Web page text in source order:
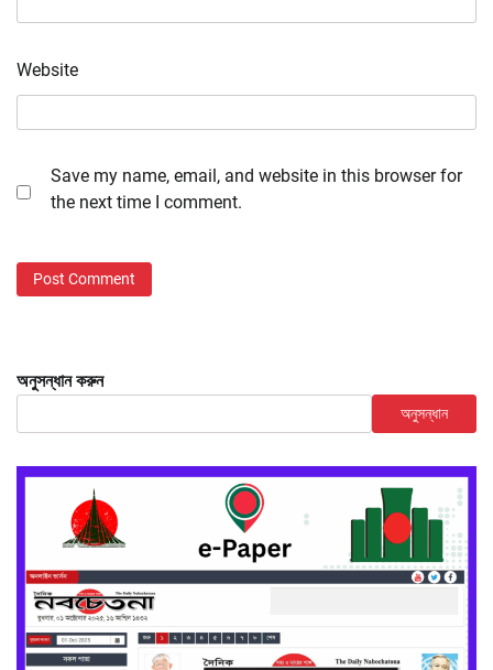
Website
Save my name, email, and website in this browser for
the next time I comment.
অনুসন্ধান করুন
অনুসন্ধান